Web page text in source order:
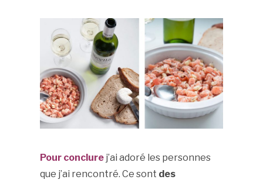
Pour conclurej’ai adoré les personnes
que j’ai rencontré. Ce sont des